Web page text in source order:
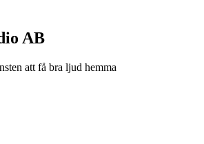
AB
att få bra ljud hemma